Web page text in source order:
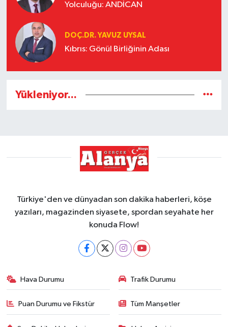
Yolculuğu: ANDİCAN
DOÇ.DR. YAVUZ UYSAL
Kıbrıs: Gönül Birliğinin Adası
Yükleniyor...
Türkiye'den ve dünyadan son dakika haberleri, köşe
yazıları, magazinden siyasete, spordan seyahate her
konuda Flow!
Hava Durumu Trafik Durumu
Puan Durumu ve Fikstür Tüm Manşetler